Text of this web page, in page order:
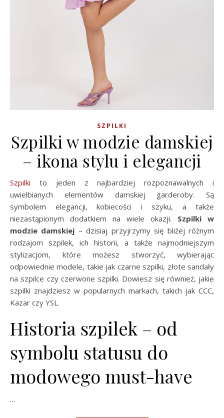
SZPILKI
Szpilki w modzie damskiej
– ikona stylu i elegancji
Szpilki to jeden z najbardziej rozpoznawalnych i
uwielbianych elementów damskiej garderoby. Są
symbolem elegancji, kobiecości i szyku, a także
niezastąpionym dodatkiem na wiele okazji. Szpilki w
modzie damskiej – dzisiaj przyjrzymy się bliżej różnym
rodzajom szpilek, ich historii, a także najmodniejszym
stylizacjom, które możesz stworzyć, wybierając
odpowiednie modele, takie jak czarne szpilki, złote sandały
na szpilce czy czerwone szpilki. Dowiesz się również, jakie
szpilki znajdziesz w popularnych markach, takich jak CCC,
Kazar czy YSL.
Historia szpilek – od
symbolu statusu do
modowego must-have
…